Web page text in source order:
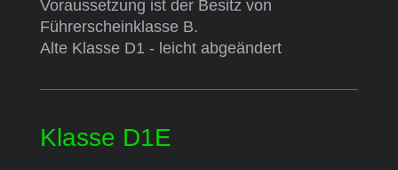
Voraussetzung ist der Besitz von
Führerscheinklasse B.
Alte Klasse D1 - leicht abgeändert
Klasse D1E